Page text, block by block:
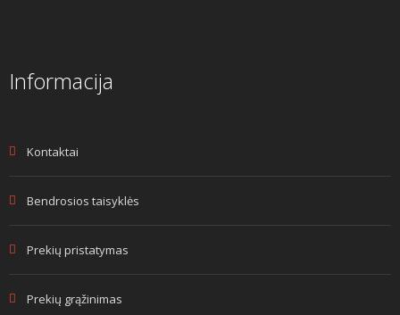
Informacija
Kontaktai
Bendrosios taisyklės
Prekių pristatymas
Prekių grąžinimas